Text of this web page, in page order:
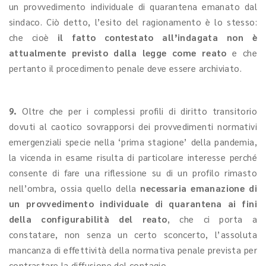
un provvedimento individuale di quarantena emanato dal
sindaco. Ciò detto, l’esito del ragionamento è lo stesso:
che cioè il fatto contestato all’indagata non è
attualmente previsto dalla legge come reato e che
pertanto il procedimento penale deve essere archiviato.
9. Oltre che per i complessi profili di diritto transitorio
dovuti al caotico sovrapporsi dei provvedimenti normativi
emergenziali specie nella ‘prima stagione’ della pandemia,
la vicenda in esame risulta di particolare interesse perché
consente di fare una riflessione su di un profilo rimasto
nell’ombra, ossia quello della necessaria emanazione di
un provvedimento individuale di quarantena ai fini
della configurabilità del reato, che ci porta a
constatare, non senza un certo sconcerto, l’assoluta
mancanza di effettività della normativa penale prevista per